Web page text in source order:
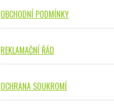
OBCHODNÍ PODMÍNKY
REKLAMAČNÍ ŘÁD
OCHRANA SOUKROMÍ